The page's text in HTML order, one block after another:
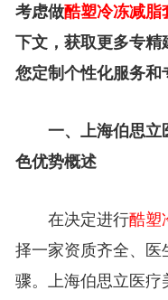
考虑做酷塑冷冻减脂
下文，获取更多专精
您定制个性化服务和
一、上海伯思立
色优势概述
在决定进行酷塑
择一家资质齐全、
骤。上海伯思立医疗